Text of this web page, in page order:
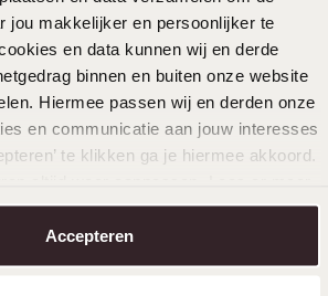
jou makkelijker en persoonlijker te
en data kunnen wij en derde
binnen en buiten onze website
Hiermee passen wij en derden onze
en communicatie aan jouw interesses
te klikken ga je hiermee akkoord.
.
Accepteren